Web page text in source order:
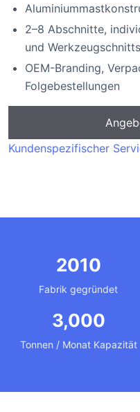
2–8 Abschnitte,
und
OEM-Branding,
Folgebestellungen
Kundenspezifischer
2010
Fabrik gegründet
3,000
Tonnen / Monat Kapazität